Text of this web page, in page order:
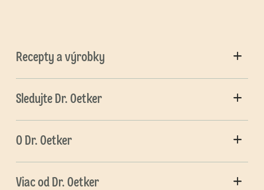
Recepty a výrobky
Sledujte Dr. Oetker
O Dr. Oetker
Viac od Dr. Oetker